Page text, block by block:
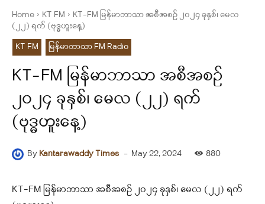
Home KT FM
KT-FM မြန်မာဘာသာ အစီအစဉ် ၂၀၂၄ ခုနှစ်၊ မေလ
(၂၂) ရက် (‌‌ဗုဒ္ဓဟူးနေ့)
KT FM
မြန်မာဘာသာ FM Radio
KT-FM မြန်မာဘာသာ အစီအစဉ်
၂၀၂၄ ခုနှစ်၊ မေလ (၂၂) ရက်
(‌‌ဗုဒ္ဓဟူးနေ့)
By Kantarawaddy Times - May 22, 2024 880
KT-FM မြန်မာဘာသာ အစီအစဉ် ၂၀၂၄ ခုနှစ်၊ မေလ (၂၂) ရက်